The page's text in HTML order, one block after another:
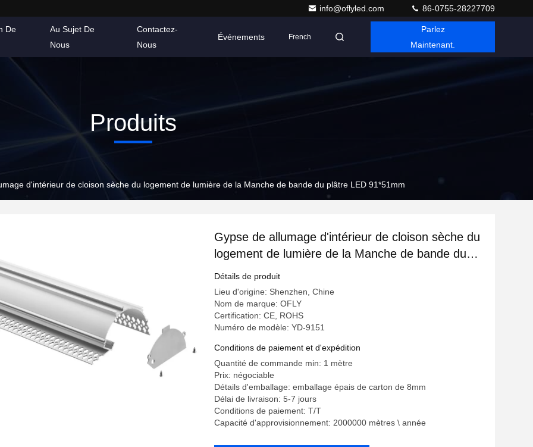
info@oflyled.com 86-0755-28227709
De
Au Sujet De
Nous
Contactez-
Nous
Événements French
Parlez
Maintenant.
Produits
d'intérieur de cloison sèche du logement de lumière de la Manche de bande du plâtre LED 91*51mm
Gypse de allumage d'intérieur de cloison sèche du
logement de lumière de la Manche de bande du
plâtre LED 91*51mm
Détails de produit
Lieu d'origine: Shenzhen, Chine
Nom de marque: OFLY
Certification: CE, ROHS
Numéro de modèle: YD-9151
Conditions de paiement et d'expédition
Quantité de commande min: 1 mètre
Prix: négociable
Détails d'emballage: emballage épais de carton de 8mm
Délai de livraison: 5-7 jours
Conditions de paiement: T/T
Capacité d'approvisionnement: 2000000 mètres \ année